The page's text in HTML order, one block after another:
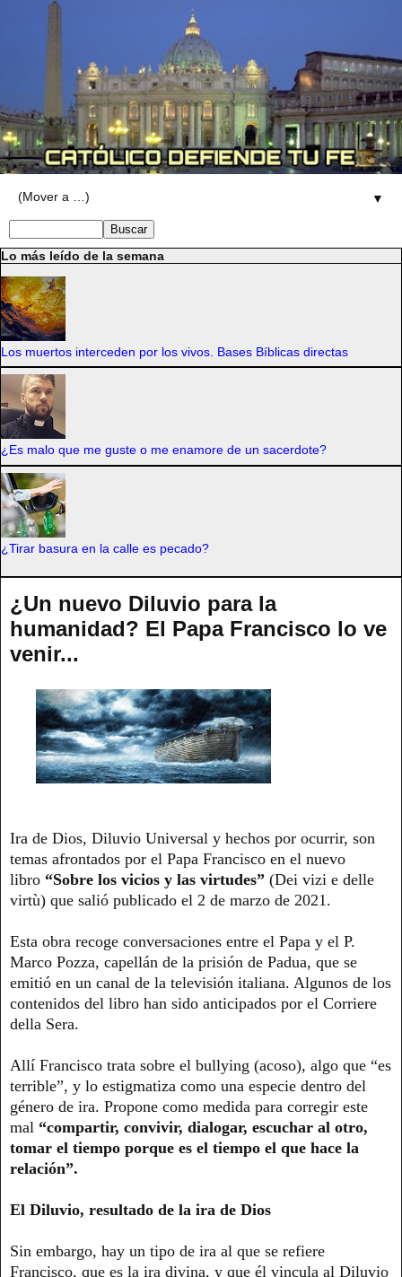
▼
Lo más leído de la semana
Los muertos interceden por los vivos. Bases Bíblicas directas
¿Es malo que me guste o me enamore de un sacerdote?
¿Tirar basura en la calle es pecado?
¿Un nuevo Diluvio para la
humanidad? El Papa Francisco lo ve
venir...
Ira de Dios, Diluvio Universal y hechos por ocurrir, son
temas afrontados por el Papa Francisco en el nuevo
libro “Sobre los vicios y las virtudes” (Dei vizi e delle
virtù) que salió publicado el 2 de marzo de 2021.
Esta obra recoge conversaciones entre el Papa y el P.
Marco Pozza, capellán de la prisión de Padua, que se
emitió en un canal de la televisión italiana. Algunos de los
contenidos del libro han sido anticipados por el Corriere
della Sera.
Allí Francisco trata sobre el bullying (acoso), algo que “es
terrible”, y lo estigmatiza como una especie dentro del
género de ira. Propone como medida para corregir este
mal “compartir, convivir, dialogar, escuchar al otro,
tomar el tiempo porque es el tiempo el que hace la
relación”.
El Diluvio, resultado de la ira de Dios
Sin embargo, hay un tipo de ira al que se refiere
Francisco, que es la ira divina, y que él vincula al Diluvio